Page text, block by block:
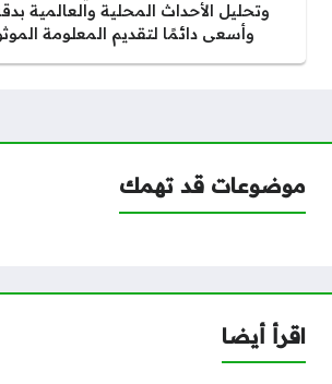
وتحليل الأحداث المحلية والعالمية
وأسعى دائمًا لتقديم المعلومة
موضوعات قد تهمك
اقرأ أيضا